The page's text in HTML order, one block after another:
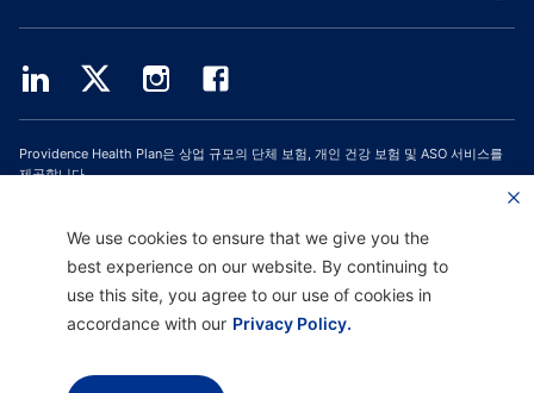
Providence Health Plan은 상업 규모의 단체 보험, 개인 건강 보험 및 ASO 서비스를
제공합니다.
은 계약 갱신에 따라 달라집니다.
웹사이트 마지막 업데이트: 2023년 10월 1일
H9047_PHAAM20_M
보 보호 정책
We use cookies to ensure that we give you the
best experience on our website. By continuing to
use this site, you agree to our use of cookies in
accordance with our Privacy Policy.